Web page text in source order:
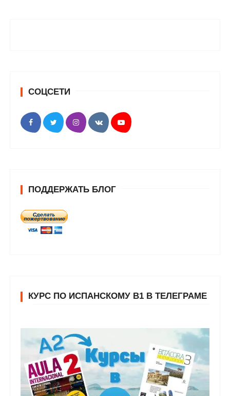
СОЦСЕТИ
ПОДДЕРЖАТЬ БЛОГ
КУРС ПО ИСПАНСКОМУ В1 В ТЕЛЕГРАМЕ